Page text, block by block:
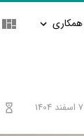
همکاری
7 اسفند 1404